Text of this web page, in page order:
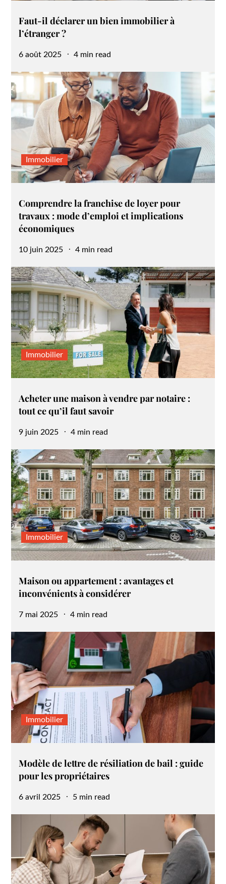
Faut-il déclarer un bien immobilier à
l’étranger ?
Posted
6 août 2025 4 min read
Immobilier
Comprendre la franchise de loyer pour
travaux : mode d’emploi et implications
économiques
Posted
10 juin 2025 4 min read
Immobilier
Acheter une maison à vendre par notaire :
tout ce qu’il faut savoir
Posted
9 juin 2025 4 min read
Immobilier
Maison ou appartement : avantages et
inconvénients à considérer
Posted
7 mai 2025 4 min read
Immobilier
Modèle de lettre de résiliation de bail : guide
pour les propriétaires
Posted
6 avril 2025 5 min read